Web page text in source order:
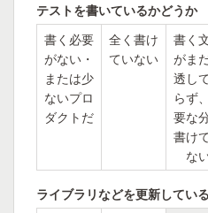
テストを書いているかどうか
書く必要
がない・
または少
ないプロ
ダクトだ
全く書け
ていない
書く
がま
透し
らず
要な
書け
な
ライブラリなどを更新してい